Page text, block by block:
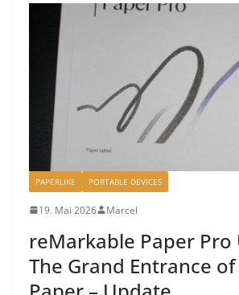
PAPERLIKE PORTABLE DEVICES
19. Mai 2026 Marcel
reMarkable Paper Pro
The Grand Entrance